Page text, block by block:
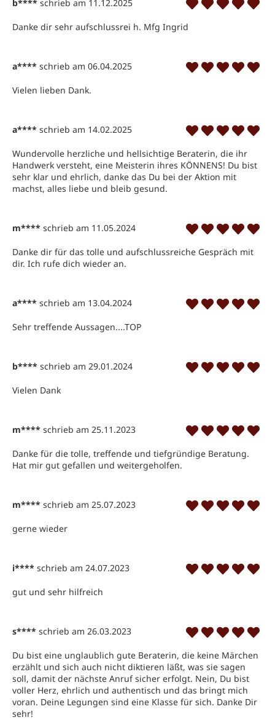
b**** schrieb am 11.12.2025
Danke dir sehr aufschlussrei h. Mfg Ingrid
a**** schrieb am 06.04.2025
Vielen lieben Dank.
a**** schrieb am 14.02.2025
Wundervolle herzliche und hellsichtige Beraterin, die ihr
Handwerk versteht, eine Meisterin ihres KÖNNENS! Du bist
sehr klar und ehrlich, danke das Du bei der Aktion mit
machst, alles liebe und bleib gesund.
m**** schrieb am 11.05.2024
Danke dir für das tolle und aufschlussreiche Gespräch mit
dir. Ich rufe dich wieder an.
a**** schrieb am 13.04.2024
Sehr treffende Aussagen....TOP
b**** schrieb am 29.01.2024
Vielen Dank
m**** schrieb am 25.11.2023
Danke für die tolle, treffende und tiefgründige Beratung.
Hat mir gut gefallen und weitergeholfen.
m**** schrieb am 25.07.2023
gerne wieder
i**** schrieb am 24.07.2023
gut und sehr hilfreich
s**** schrieb am 26.03.2023
Du bist eine unglaublich gute Beraterin, die keine Märchen
erzählt und sich auch nicht diktieren läßt, was sie sagen
soll, damit der nächste Anruf sicher erfolgt. Nein, Du bist
voller Herz, ehrlich und authentisch und das bringt mich
voran. Deine Legungen sind eine Klasse für sich. Danke Dir
sehr!